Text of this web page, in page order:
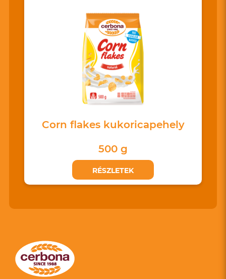
Corn flakes kukoricapehely
500 g
RÉSZLETEK